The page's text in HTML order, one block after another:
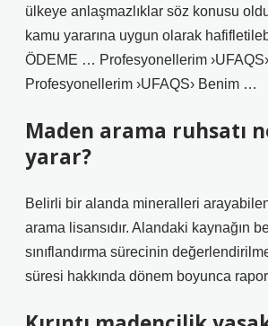
ülkeye anlaşmazlıklar söz konusu
kamu yararına uygun olarak
ÖDEME … Profesyonellerim
Profesyonellerim ›UFAQS› Benim …
Maden arama ruhsatı
yarar?
Belirli bir alanda mineralleri
arama lisansıdır. Alandaki kaynağın
sınıflandırma sürecinin
süresi hakkında dönem boyunca